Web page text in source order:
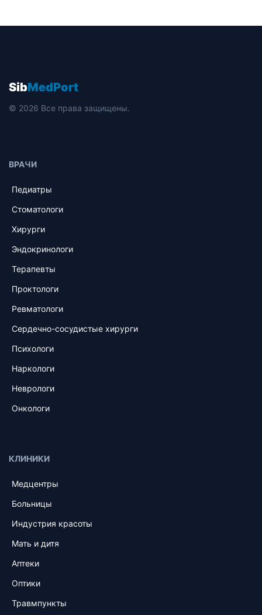
SibMedPort
© 2026 Все права защищены.
ВРАЧИ
Педиатры
Стоматологи
Хирурги
Эндокринологи
Терапевты
Проктологи
Ревматологи
Сердечно-сосудистые хирурги
Психологи
Наркологи
Неврологи
Онкологи
КЛИНИКИ
Медцентры
Больницы
Индустрия красоты
Мать и дитя
Аптеки
Оптики
Травмпункты